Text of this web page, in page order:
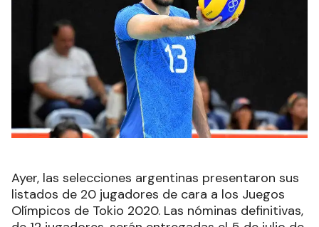
Ayer, las selecciones argentinas presentaron sus
listados de 20 jugadores de cara a los Juegos
Olímpicos de Tokio 2020. Las nóminas definitivas,